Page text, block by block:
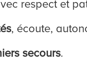
respect et
, écoute,
secours.